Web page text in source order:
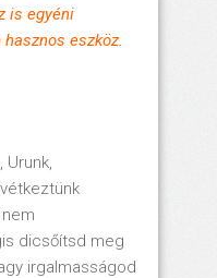
is egyéni
eszköz.
Urunk,
dicsőítsd meg
irgalmasságod